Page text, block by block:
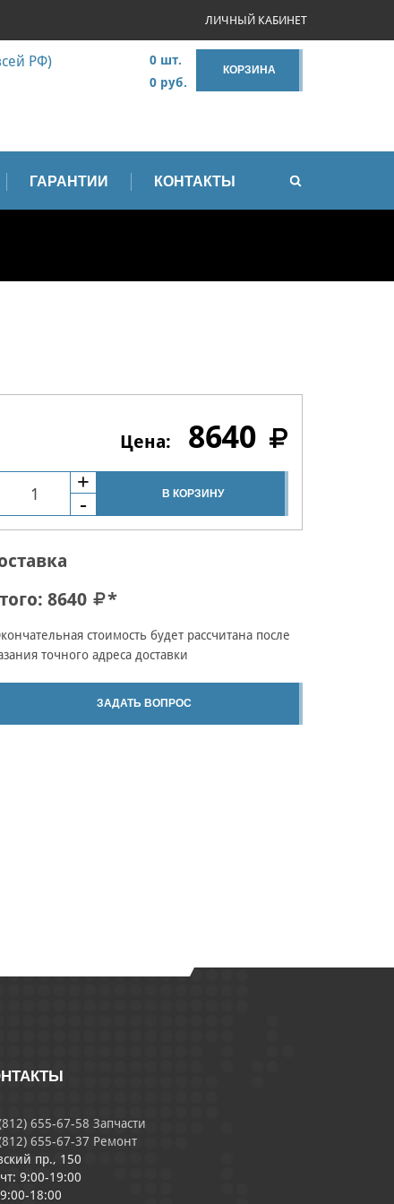
ЛИЧНЫЙ КАБИНЕТ
РФ)
КОРЗИНА
0 шт.
0 руб.
ГАРАНТИИ КОНТАКТЫ
8640
В КОРЗИНУ
8640 *
стоимость будет рассчитана после
точного адреса доставки
ЗАДАТЬ ВОПРОС
655-67-58 Запчасти
655-67-37 Ремонт
пр., 150
9:00-19:00
18:00